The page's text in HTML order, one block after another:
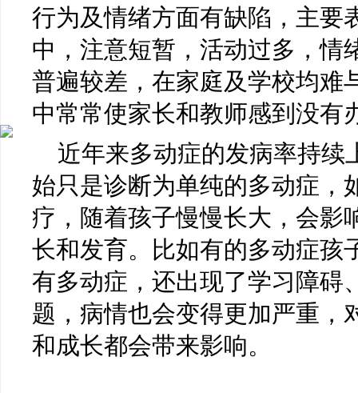
行为及情绪方面有缺陷，主要
中，注意短暂，活动过多，情
普遍较差，在家庭及学校均难
中常常使家长和教师感到没有
近年来多动症的发病率持续
始只是诊断为单纯的多动症，
疗，随着孩子慢慢长大，会影
长和发育。比如有的多动症孩
有多动症，还出现了学习障碍
题，病情也会变得更加严重，
和成长都会带来影响。